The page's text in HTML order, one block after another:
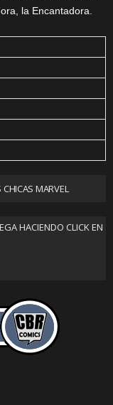
la Encantadora.
MARVEL
HACIENDO CLICK EN